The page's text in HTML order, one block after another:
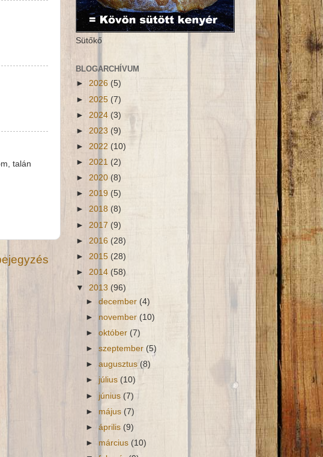
talán
Sütőkő
BLOGARCHÍVUM
► 2026 (5)
► 2025 (7)
► 2024 (3)
► 2023 (9)
► 2022 (10)
► 2021 (2)
► 2020 (8)
► 2019 (5)
► 2018 (8)
► 2017 (9)
► 2016 (28)
► 2015 (28)
► 2014 (58)
▼ 2013 (96)
►december (4)
► november (10)
►október(7)
►szeptember (5)
►augusztus (8)
► július (10)
► június (7)
► május(7)
►április(9)
► március (10)